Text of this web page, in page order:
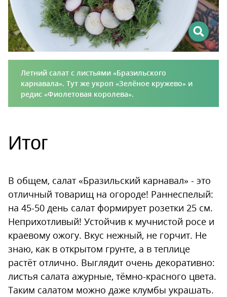
Летний салат с листьями «Бразильского
карнавала». Тут же укроп «Зелёное кружево» и
редис «Фиолетовая королева».
Итог
В общем, салат «Бразильский карнавал» - это
отличный товарищ на огороде! Раннеспелый:
на 45-50 день салат формирует розетки 25 см.
Неприхотливый! Устойчив к мучнистой росе и
краевому ожогу. Вкус нежный, не горчит. Не
знаю, как в открытом грунте, а в теплице
растёт отлично. Выглядит очень декоративно:
листья салата ажурные, тёмно-красного цвета.
Таким салатом можно даже клумбы украшать.